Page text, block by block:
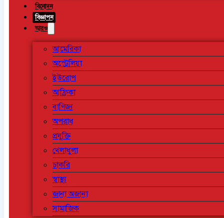
বিনোদন
বিজ্ঞাপন
আরও
আমেরিকা
অস্ট্রেলিয়া
ইউরোপ
আফ্রিকা
বাণিজ্য
অপরাধ
প্রযুক্তি
খেলাধুলা
চাকরি
স্বাস্থ্য
জানা অজানা
সামাজিক